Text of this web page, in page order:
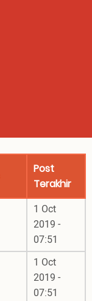
Post
Terakhir
1 Oct
2019 -
07:51
1 Oct
2019 -
07:51